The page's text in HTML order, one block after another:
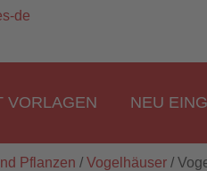
VORLAGEN NEU
Pflanzen / Vogelhäuser /